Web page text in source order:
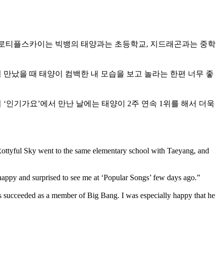
티플스카이는 빅뱅의 태양과는 초등학교, 지드래곤과는 중학
났을 때 태양이 컴백한 내 모습을 보고 놀라는 한편 너무 좋
인기가요’에서 만난 날에는 태양이 2주 연속 1위를 해서 더욱
Sky went to the same elementary school with Taeyang, and
and surprised to see me at ‘Popular Songs’ few days ago.”
as a member of Big Bang. I was especially happy that he